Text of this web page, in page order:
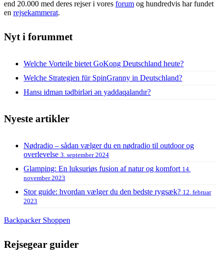
end 20.000 med deres rejser i vores forum og hundredvis har fundet
en rejsekammerat.
Nyt i forummet
Welche Vorteile bietet GoKong Deutschland heute?
Welche Strategien für SpinGranny in Deutschland?
Hansı idman tədbirləri ən yaddaqalandır?
Nyeste artikler
Nødradio – sådan vælger du en nødradio til outdoor og
overlevelse 3. september 2024
Glamping: En luksuriøs fusion af natur og komfort 14.
november 2023
Stor guide: hvordan vælger du den bedste rygsæk? 12. februar
2023
Backpacker Shoppen
Rejsegear guider